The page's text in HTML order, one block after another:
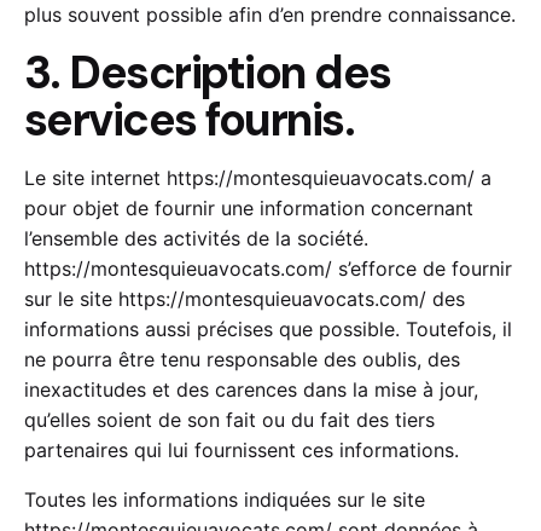
plus souvent possible afin d’en prendre connaissance.
3. Description des
services fournis.
Le site internet https://montesquieuavocats.com/ a
pour objet de fournir une information concernant
l’ensemble des activités de la société.
https://montesquieuavocats.com/ s’efforce de fournir
sur le site https://montesquieuavocats.com/ des
informations aussi précises que possible. Toutefois, il
ne pourra être tenu responsable des oublis, des
inexactitudes et des carences dans la mise à jour,
qu’elles soient de son fait ou du fait des tiers
partenaires qui lui fournissent ces informations.
Toutes les informations indiquées sur le site